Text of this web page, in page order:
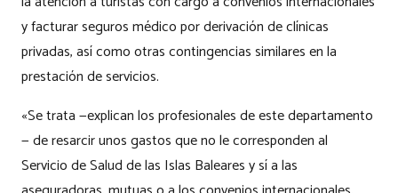
y facturar seguros médico por derivación de clínicas
privadas, así como otras contingencias similares en la
prestación de servicios.
«Se trata —explican los profesionales de este departamento
— de resarcir unos gastos que no le corresponden al
Servicio de Salud de las Islas Baleares y sí a las